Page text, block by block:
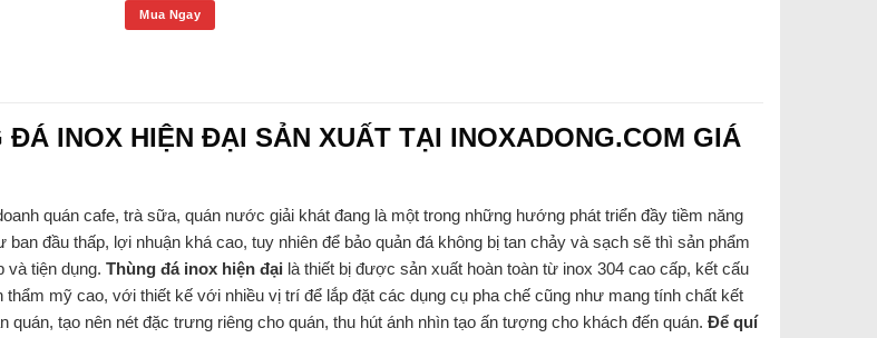
Mua Ngay
INOX HIỆN ĐẠI SẢN XUẤT TẠI INOXADONG.COM GIÁ
quán cafe, trà sữa, quán nước giải khát đang là một trong những hướng phát triển đầy tiềm năng
đầu thấp, lợi nhuận khá cao, tuy nhiên để bảo quản đá không bị tan chảy và sạch sẽ thì sản phẩm
và tiện dụng. Thùng đá inox hiện đại là thiết bị được sản xuất hoàn toàn từ inox 304 cao cấp, kết cấu
thẩm mỹ cao, với thiết kế với nhiều vị trí để lắp đặt các dụng cụ pha chế cũng như mang tính chất kết
quán, tạo nên nét đặc trưng riêng cho quán, thu hút ánh nhìn tạo ấn tượng cho khách đến quán. Để quí